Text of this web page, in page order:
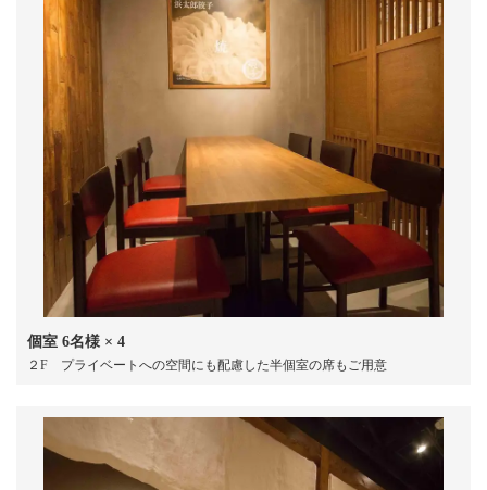
個室 6名様 × 4
２F プライベートへの空間にも配慮した半個室の席もご用意